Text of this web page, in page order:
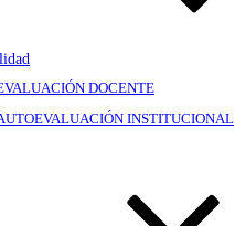
DOCENTE
INSTITUCIONAL